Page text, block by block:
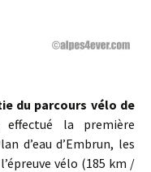
du parcours vélo de
la première
d’eau d’Embrun, les
vélo (185 km /